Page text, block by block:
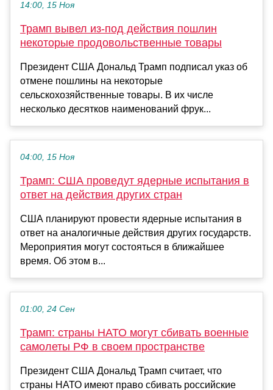
14:00, 15 Ноя
Трамп вывел из-под действия пошлин
некоторые продовольственные товары
Президент США Дональд Трамп подписал указ об
отмене пошлины на некоторые
сельскохозяйственные товары. В их числе
несколько десятков наименований фрук...
04:00, 15 Ноя
Трамп: США проведут ядерные испытания в
ответ на действия других стран
США планируют провести ядерные испытания в
ответ на аналогичные действия других государств.
Мероприятия могут состояться в ближайшее
время. Об этом в...
01:00, 24 Сен
Трамп: страны НАТО могут сбивать военные
самолеты РФ в своем пространстве
Президент США Дональд Трамп считает, что
страны НАТО имеют право сбивать российские